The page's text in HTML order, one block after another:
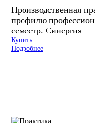
Производственная
профилю
семестр. Синергия
Купить
Подробнее